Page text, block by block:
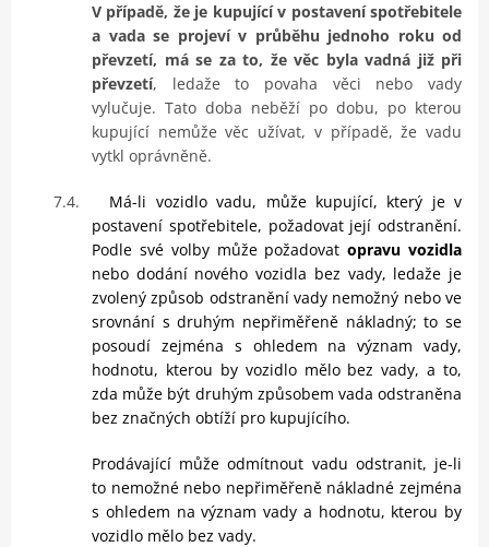
V případě, že je kupující v postavení spotřebitele
a vada se projeví v průběhu jednoho roku od
převzetí, má se za to, že věc byla vadná již při
převzetí, ledaže to povaha věci nebo vady
vylučuje. Tato doba neběží po dobu, po kterou
kupující nemůže věc užívat, v případě, že vadu
vytkl oprávněně.
7.4.
Má-li vozidlo vadu, může kupující, který je v
postavení spotřebitele, požadovat její odstranění.
Podle své volby může požadovatopravu vozidla
nebo dodání nového vozidla bez vady, ledaže je
zvolený způsob odstranění vady nemožný nebo ve
srovnání s druhým nepřiměřeně nákladný; to se
posoudí zejména s ohledem na význam vady,
hodnotu, kterou by vozidlo mělo bez vady, a to,
zda může být druhým způsobem vada odstraněna
bez značných obtíží pro kupujícího.
Prodávající může odmítnout vadu odstranit, je-li
to nemožné nebo nepřiměřeně nákladné zejména
s ohledem na význam vady a hodnotu, kterou by
vozidlo mělo bez vady.